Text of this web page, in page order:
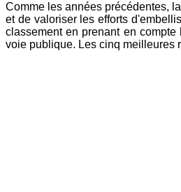
Comme les années précédentes,
et de valoriser les efforts
classement en prenant en
voie publique. Les cinq meilleures